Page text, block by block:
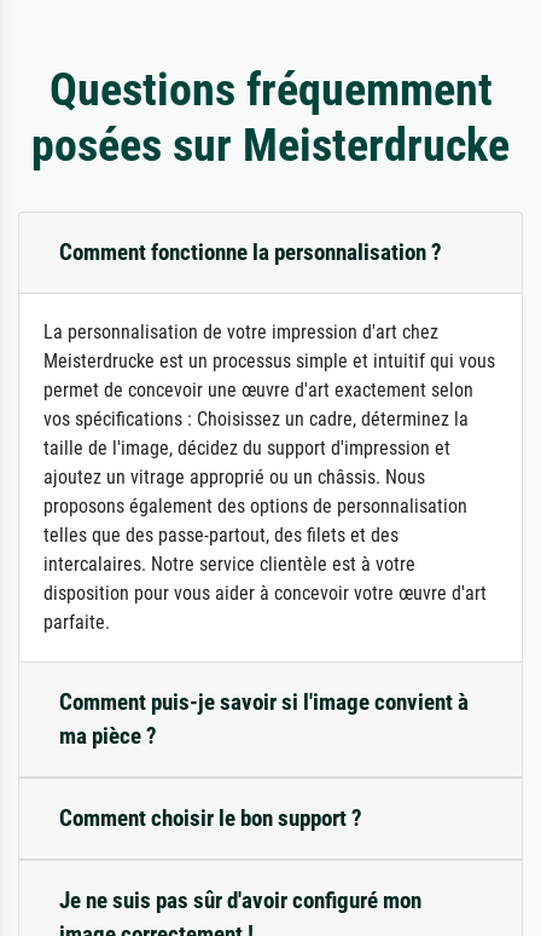
Questions fréquemment
posées sur Meisterdrucke
Comment fonctionne la personnalisation ?
La personnalisation de votre impression d'art chez
Meisterdrucke est un processus simple et intuitif qui vous
permet de concevoir une œuvre d'art exactement selon
vos spécifications : Choisissez un cadre, déterminez la
taille de l'image, décidez du support d'impression et
ajoutez un vitrage approprié ou un châssis. Nous
proposons également des options de personnalisation
telles que des passe-partout, des filets et des
intercalaires. Notre service clientèle est à votre
disposition pour vous aider à concevoir votre œuvre d'art
parfaite.
Comment puis-je savoir si l'image convient à
ma pièce ?
Comment choisir le bon support ?
Je ne suis pas sûr d'avoir configuré mon